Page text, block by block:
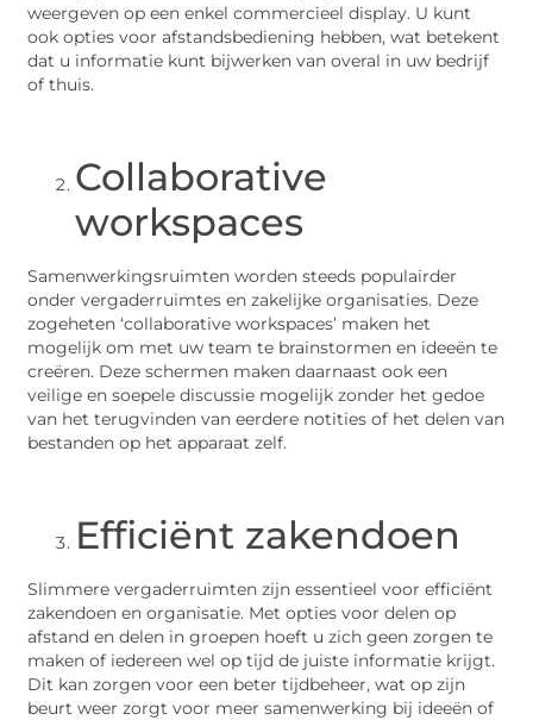
weergeven op een enkel commercieel display. U kunt
ook opties voor afstandsbediening hebben, wat betekent
dat u informatie kunt bijwerken van overal in uw bedrijf
of thuis.
Collaborative
workspaces
Samenwerkingsruimten worden steeds populairder
onder vergaderruimtes en zakelijke organisaties. Deze
zogeheten ‘collaborative workspaces’ maken het
mogelijk om met uw team te brainstormen en ideeën te
creëren. Deze schermen maken daarnaast ook een
veilige en soepele discussie mogelijk zonder het gedoe
van het terugvinden van eerdere notities of het delen van
bestanden op het apparaat zelf.
Efficiënt zakendoen
Slimmere vergaderruimten zijn essentieel voor efficiënt
zakendoen en organisatie. Met opties voor delen op
afstand en delen in groepen hoeft u zich geen zorgen te
maken of iedereen wel op tijd de juiste informatie krijgt.
Dit kan zorgen voor een beter tijdbeheer, wat op zijn
beurt weer zorgt voor meer samenwerking bij ideeën of